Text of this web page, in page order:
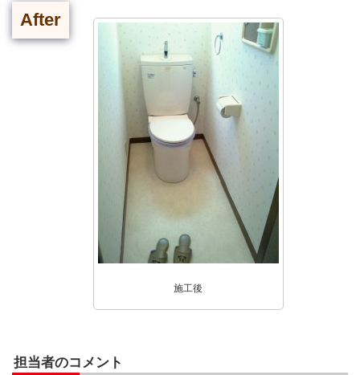
After
施工後
担当者のコメント